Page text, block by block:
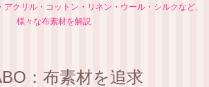
クリル・コットン・リネン・ウール・シルクなど、
様々な布素材を解説
：布素材を追求